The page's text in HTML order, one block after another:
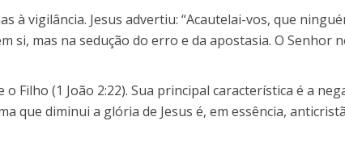
à vigilância. Jesus advertiu: “Acautelai-vos, que
si, mas na sedução do erro e da apostasia. O Senhor
Filho (1 João 2:22). Sua principal característica é a
que diminui a glória de Jesus é, em essência,